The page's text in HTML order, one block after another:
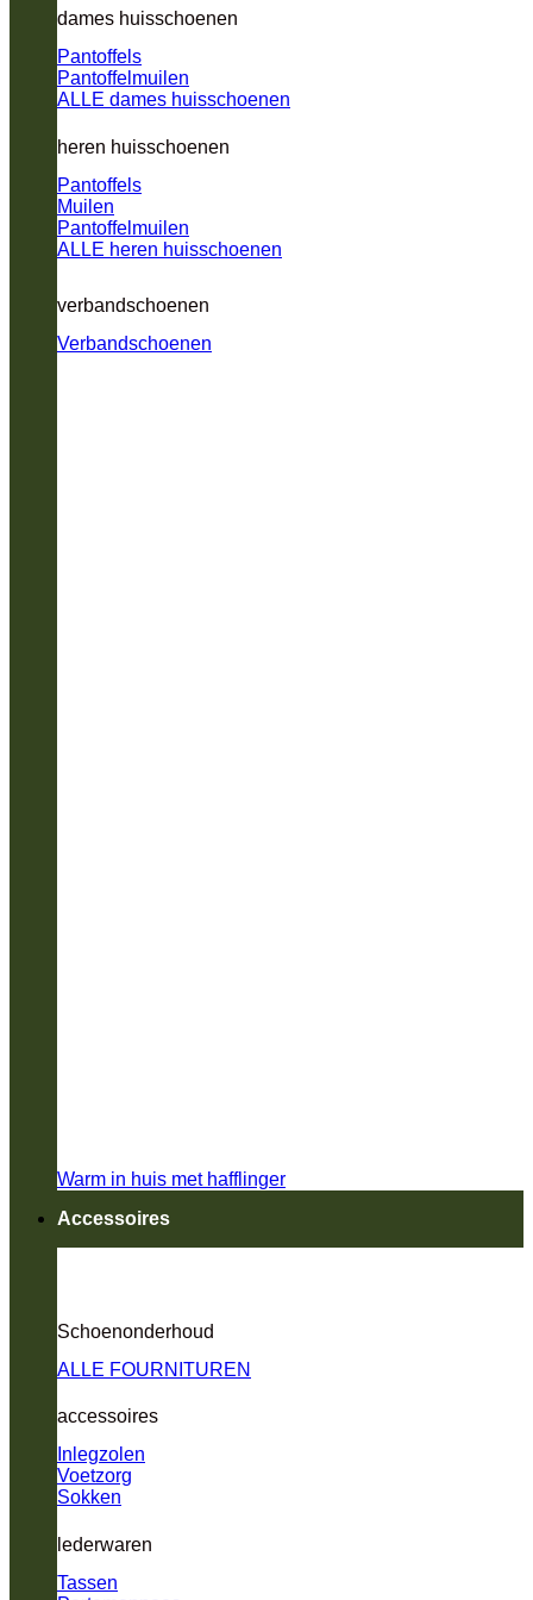
dames huisschoenen
Pantoffels
Pantoffelmuilen
ALLE dames huisschoenen
heren huisschoenen
Pantoffels
Muilen
Pantoffelmuilen
ALLE heren huisschoenen
verbandschoenen
Verbandschoenen
Warm in huis met hafflinger
Accessoires
Schoenonderhoud
ALLE FOURNITUREN
accessoires
Inlegzolen
Voetzorg
Sokken
lederwaren
Tassen